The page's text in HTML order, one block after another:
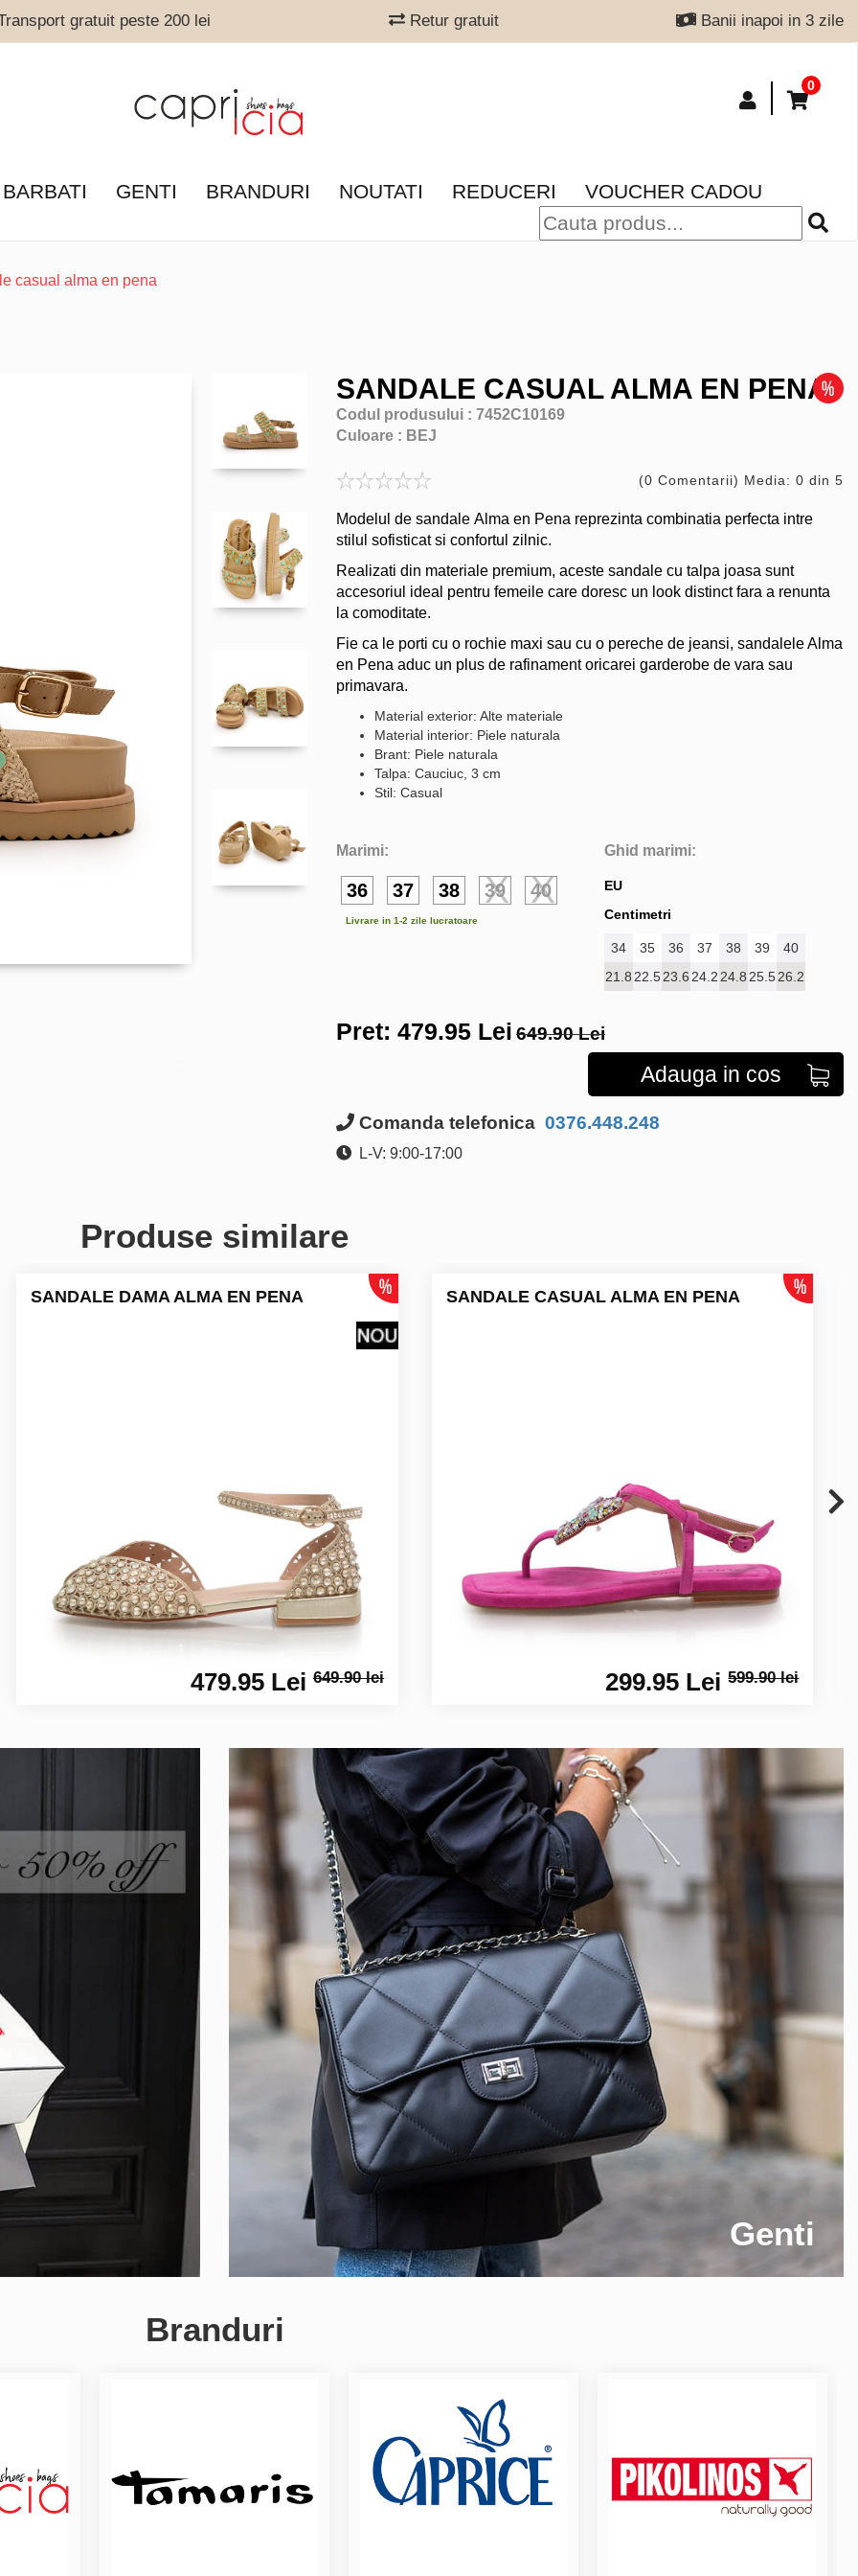
gratuit peste 200 lei Retur gratuit Banii inapoi in 3 zile
0
GENTI BRANDURI NOUTATI REDUCERI VOUCHER CADOU
casual alma en pena
SANDALE CASUAL ALMA EN PENA
Codul produsului : 7452C10169
Culoare : BEJ
(0 Comentarii) Media: 0 din 5
Modelul de sandale Alma en Pena reprezinta combinatia perfecta intre
stilul sofisticat si confortul zilnic.
Realizati din materiale premium, aceste sandale cu talpa joasa sunt
accesoriul ideal pentru femeile care doresc un look distinct fara a renunta
la comoditate.
Fie ca le porti cu o rochie maxi sau cu o pereche de jeansi, sandalele Alma
en Pena aduc un plus de rafinament oricarei garderobe de vara sau
primavara.
Material exterior: Alte materiale
Material interior: Piele naturala
Brant: Piele naturala
Talpa: Cauciuc, 3 cm
Stil: Casual
Marimi:
36 37 38 39 40
Livrare in 1-2 zile lucratoare
Ghid marimi:
EU
Centimetri
34 35 36 37 38 39
40
21.8 22.523.6 24.2 24.8 25.526.2
Pret: 479.95 Lei 649.90 Lei
Adauga in cos
Comanda telefonica 0376.448.248
L-V: 9:00-17:00
Produse similare
SANDALE DAMA ALMA EN PENA
479.95 Lei649.90 lei
SANDALE CASUAL ALMA EN PENA
299.95 Lei599.90 lei
Genti
Branduri